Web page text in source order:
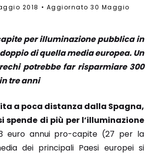
2018
Aggiornato 30 Maggio
per illuminazione pubblica in
di quella media europea. Un
potrebbe far risparmiare 300
tre anni
a poca distanza dalla Spagna,
spende di più per l’illuminazione
euro annui pro-capite (27 per la
dei principali Paesi europei si